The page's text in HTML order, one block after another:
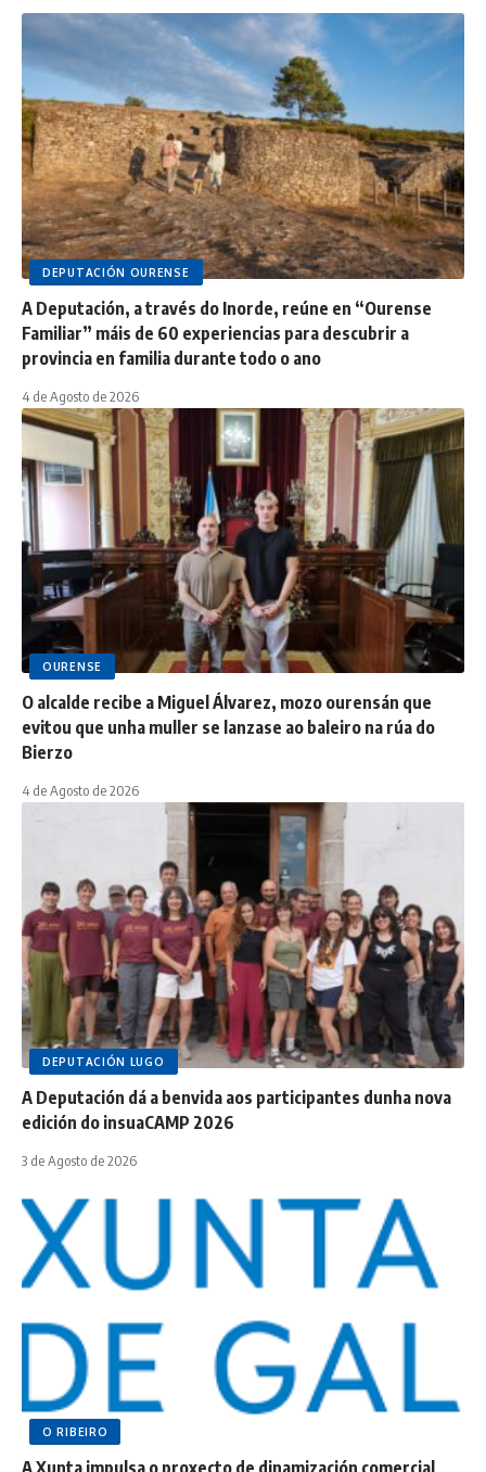
DEPUTACIÓN OURENSE
A Deputación, a través do Inorde, reúne en “Ourense
Familiar” máis de 60 experiencias para descubrir a
provincia en familia durante todo o ano
4 de Agosto de 2026
OURENSE
O alcalde recibe a Miguel Álvarez, mozo ourensán que
evitou que unha muller se lanzase ao baleiro na rúa do
Bierzo
4 de Agosto de 2026
DEPUTACIÓN LUGO
A Deputación dá a benvida aos participantes dunha nova
edición do insuaCAMP 2026
3 de Agosto de 2026
O RIBEIRO